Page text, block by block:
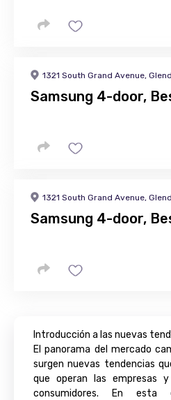
1321 South Grand Avenue,
Samsung 4-door,
1321 South Grand Avenue,
Samsung 4-door,
Introducción a las nuevas
El panorama del mercado
surgen nuevas tendencias
que operan las empresas
consumidores. En esta